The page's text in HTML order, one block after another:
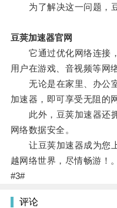
为了解决这一问题，豆
豆荚加速器官网
它通过优化网络连接，
用户在游戏、音视频等网
无论是在家里、办公室
加速器，即可享受无阻的
此外，豆荚加速器还拥
网络数据安全。
让豆荚加速器成为您上
越网络世界，尽情畅游！。
#3#
评论